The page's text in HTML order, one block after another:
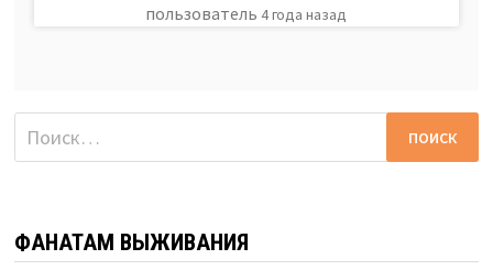
пользователь 4 года назад
Найти:
ФАНАТАМ ВЫЖИВАНИЯ